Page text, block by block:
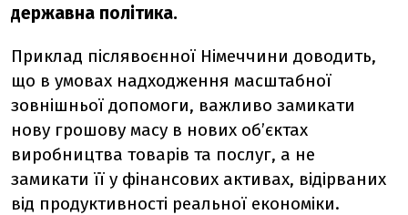
державна політика.
Приклад післявоєнної Німеччини доводить,
що в умовах надходження масштабної
зовнішньої допомоги, важливо замикати
нову грошову масу в нових об’єктах
виробництва товарів та послуг, а не
замикати її у фінансових активах, відірваних
від продуктивності реальної економіки.